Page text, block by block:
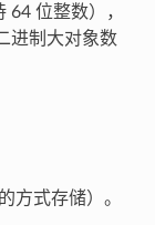
位整数），
进制大对象数
方式存储）。